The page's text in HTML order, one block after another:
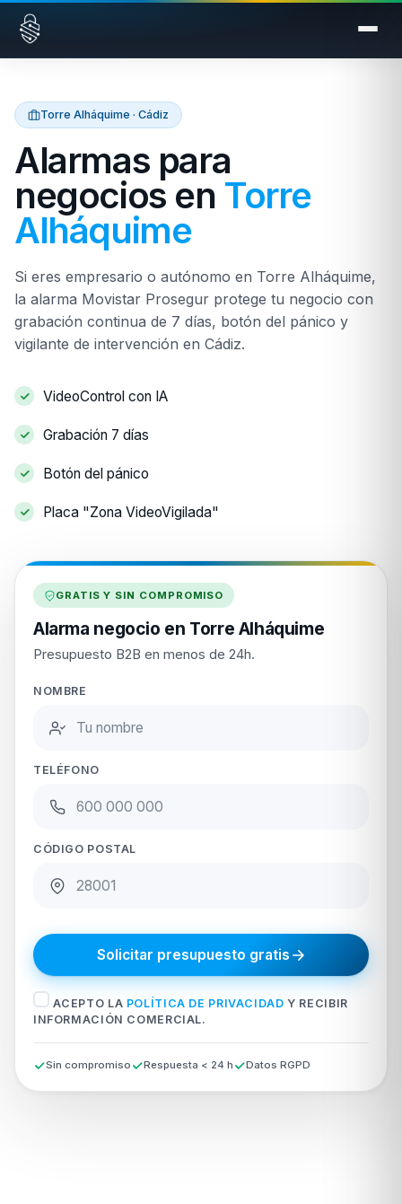
Saltar al contenido
Torre Alháquime · Cádiz
Alarmas para
negocios en Torre
Alháquime
Si eres empresario o autónomo en Torre Alháquime,
la alarma Movistar Prosegur protege tu negocio con
grabación continua de 7 días, botón del pánico y
vigilante de intervención en Cádiz.
VideoControl con IA
Grabación 7 días
Botón del pánico
Placa "Zona VideoVigilada"
GRATIS Y SIN COMPROMISO
Alarma negocio en Torre Alháquime
Presupuesto B2B en menos de 24h.
NOMBRE
TELÉFONO
CÓDIGO POSTAL
Solicitar presupuesto gratis
ACEPTO LA POLÍTICA DE PRIVACIDAD Y RECIBIR
INFORMACIÓN COMERCIAL.
Sin compromiso Respuesta < 24 h Datos RGPD